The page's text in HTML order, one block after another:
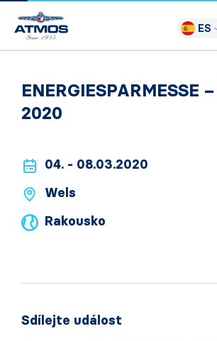
ES
ENERGIESPARMESSE
2020
04. - 08.03.2020
Wels
Rakousko
Sdílejte událost